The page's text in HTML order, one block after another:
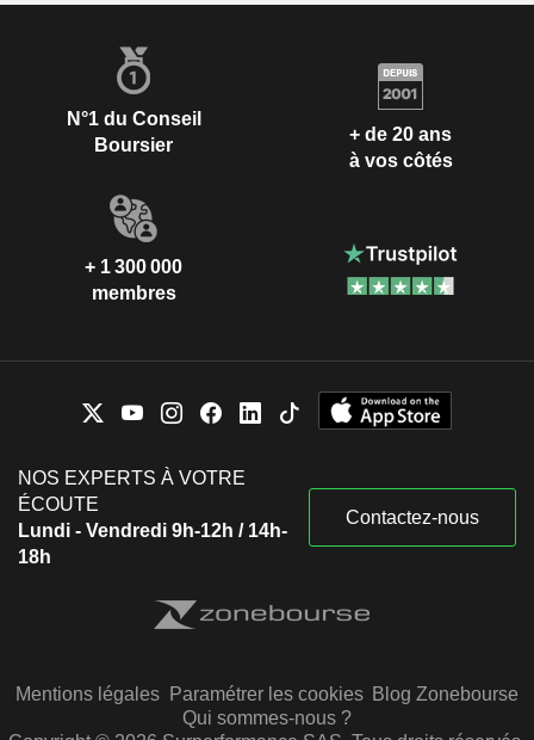
N°1 du Conseil
Boursier
+ de 20 ans
à vos côtés
+ 1 300 000
membres
NOS EXPERTS À VOTRE
ÉCOUTE
Lundi - Vendredi 9h-12h / 14h-
18h
Contactez-nous
Mentions légales Paramétrer les cookies Blog Zonebourse
Qui sommes-nous ?